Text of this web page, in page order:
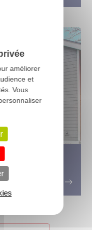
type
améliorer
et
Vous